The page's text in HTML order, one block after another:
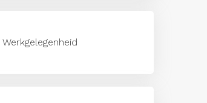
Werkgelegenheid